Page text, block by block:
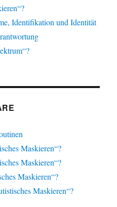
Identifikation und Identität
Maskieren“?
Maskieren“?
Maskieren“?
Maskieren“?